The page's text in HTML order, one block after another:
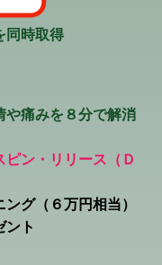
同時取得
や痛みを８分で解消
ピン・リリース（Ｄ
グ（６万円相当）
ント